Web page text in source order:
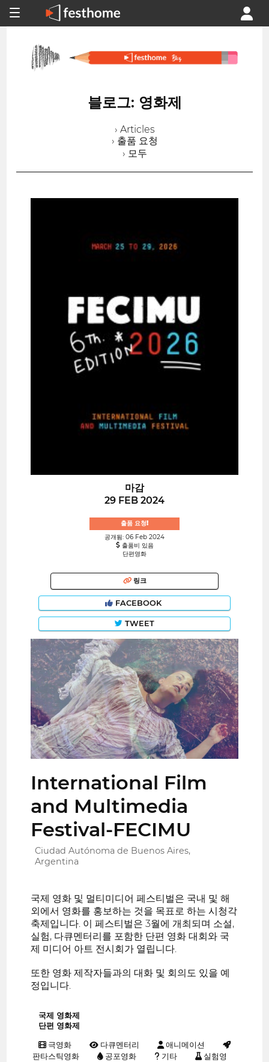
블로그: 영화제
› Articles
› 출품 요청
› 모두
마감
29 FEB 2024
출품 요청!
공개됨: 06 Feb 2024
출품비 있음
단편영화
링크
FACEBOOK
TWEET
International Film
and Multimedia
Festival-FECIMU
Ciudad Autónoma de Buenos Aires,
Argentina
국제 영화 및 멀티미디어 페스티벌은 국내 및 해
외에서 영화를 홍보하는 것을 목표로 하는 시청각
축제입니다. 이 페스티벌은 3월에 개최되며 소설,
실험, 다큐멘터리를 포함한 단편 영화 대회와 국
제 미디어 아트 전시회가 열립니다.
또한 영화 제작자들과의 대화 및 회의도 있을 예
정입니다.
국제 영화제
단편 영화제
극영화 다큐멘터리
애니메이션
판타스틱영화
공포영화 기타
실험영